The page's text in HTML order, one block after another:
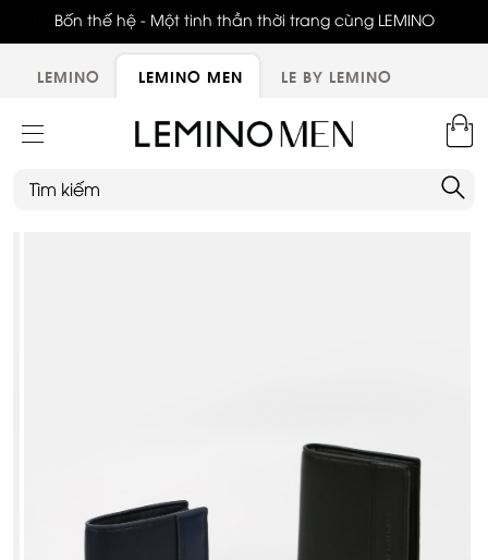
Bốn thế hệ - Một tinh thần thời trang cùng LEMINO
LEMINO LEMINO MEN LE BY LEMINO